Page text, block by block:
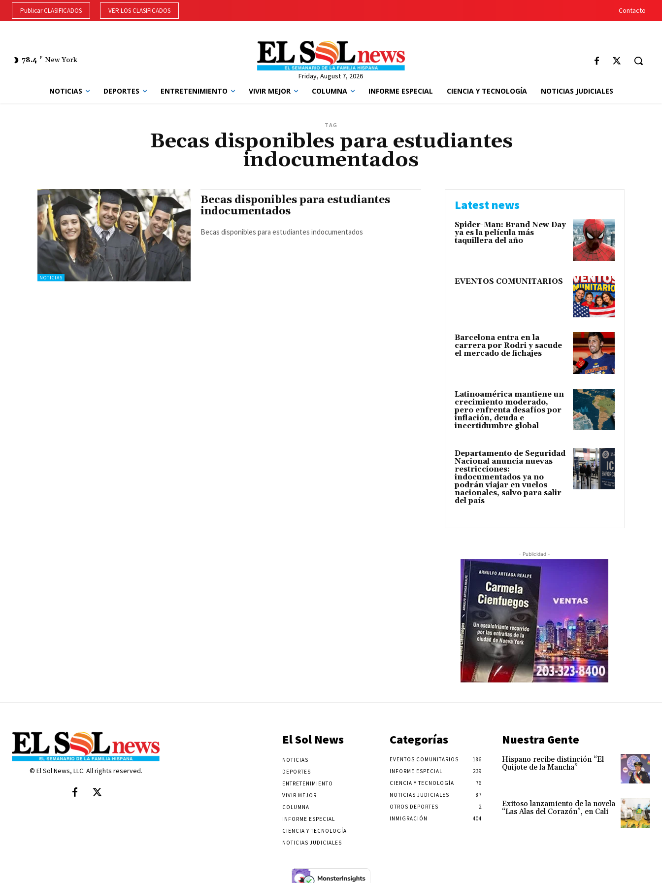
Publicar CLASIFICADOS VER LOS CLASIFICADOS Contacto
78.4 F New York
Friday, August 7, 2026
NOTICIAS DEPORTES ENTRETENIMIENTO VIVIR MEJOR COLUMNA INFORME ESPECIAL CIENCIA Y TECNOLOGÍA NOTICIAS JUDICIALES
TAG
Becas disponibles para estudiantes
indocumentados
NOTICIAS
Becas disponibles para estudiantes
indocumentados
Becas disponibles para estudiantes indocumentados
Latest news
Spider-Man: Brand New Day
ya es la película más
taquillera del año
EVENTOS COMUNITARIOS
Barcelona entra en la
carrera por Rodri y sacude
el mercado de fichajes
Latinoamérica mantiene un
crecimiento moderado,
pero enfrenta desafíos por
inflación, deuda e
incertidumbre global
Departamento de Seguridad
Nacional anuncia nuevas
restricciones:
indocumentados ya no
podrán viajar en vuelos
nacionales, salvo para salir
del país
- Publicidad -
© El Sol News, LLC. All rights reserved.
El Sol News
NOTICIAS
DEPORTES
ENTRETENIMIENTO
VIVIR MEJOR
COLUMNA
INFORME ESPECIAL
CIENCIA Y TECNOLOGÍA
NOTICIAS JUDICIALES
Categorías
EVENTOS COMUNITARIOS
186
INFORME ESPECIAL
239
CIENCIA Y TECNOLOGÍA
76
NOTICIAS JUDICIALES
87
OTROS DEPORTES
2
INMIGRACIÓN
404
Nuestra Gente
Hispano recibe distinción “El
Quijote de la Mancha”
Exitoso lanzamiento de la novela
“Las Alas del Corazón”, en Cali